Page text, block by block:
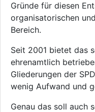
Gründe für diesen
organisatorischen
Bereich.
Seit 2001 bietet das
ehrenamtlich
Gliederungen der
wenig Aufwand und
Genau das soll auch